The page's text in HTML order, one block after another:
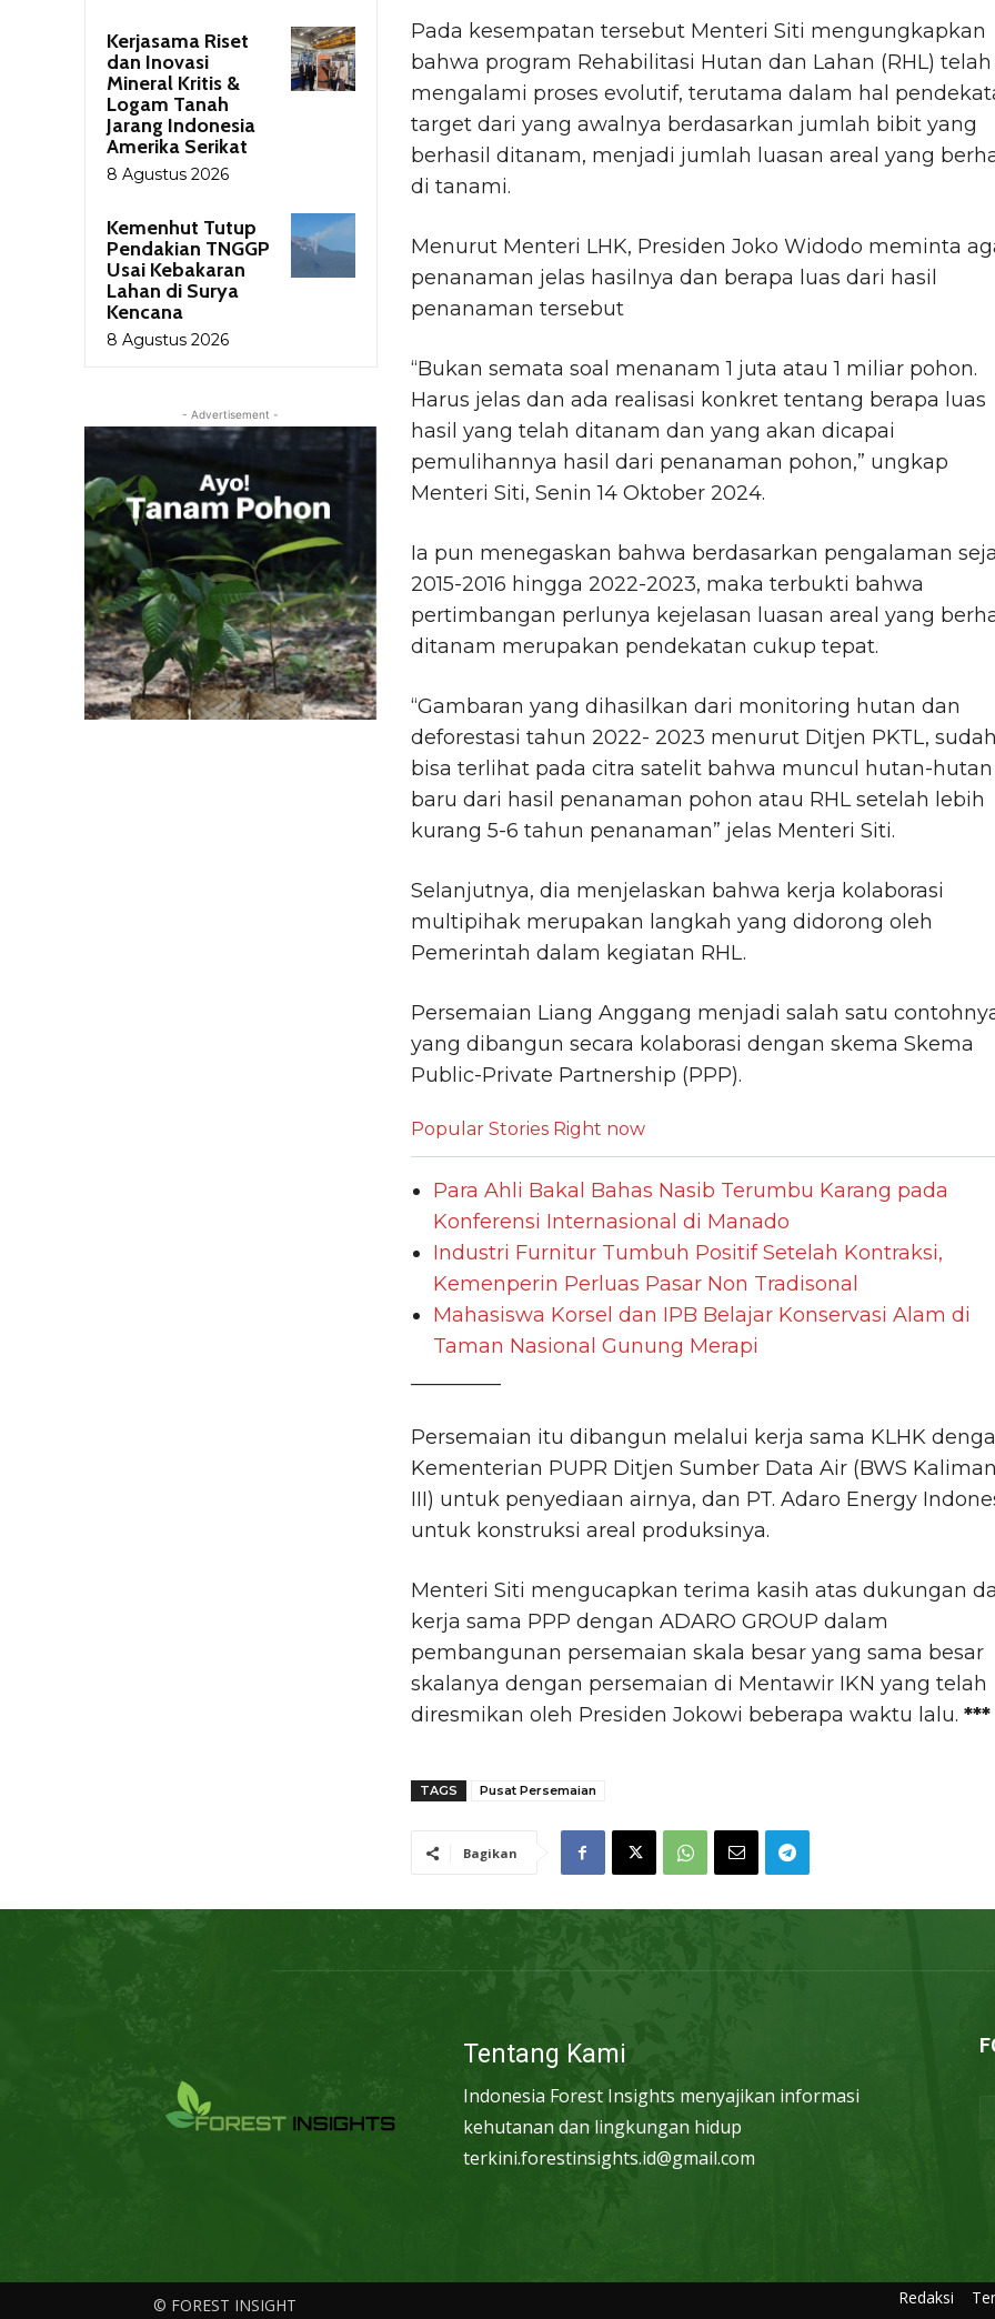
Kerjasama Riset
dan Inovasi
Mineral Kritis &
Logam Tanah
Jarang Indonesia
Amerika Serikat
8 Agustus 2026
Kemenhut Tutup
Pendakian TNGGP
Usai Kebakaran
Lahan di Surya
Kencana
8 Agustus 2026
- Advertisement -
Pada kesempatan tersebut Menteri Siti mengungkapkan
bahwa program Rehabilitasi Hutan dan Lahan (RHL) telah
mengalami proses evolutif, terutama dalam hal
target dari yang awalnya berdasarkan jumlah bibit yang
berhasil ditanam, menjadi jumlah luasan areal yang
di tanami.
Menurut Menteri LHK, Presiden Joko Widodo meminta
penanaman jelas hasilnya dan berapa luas dari hasil
penanaman tersebut
“Bukan semata soal menanam 1 juta atau 1 miliar pohon.
Harus jelas dan ada realisasi konkret tentang berapa luas
hasil yang telah ditanam dan yang akan dicapai
pemulihannya hasil dari penanaman pohon,” ungkap
Menteri Siti, Senin 14 Oktober 2024.
Ia pun menegaskan bahwa berdasarkan pengalaman
2015-2016 hingga 2022-2023, maka terbukti bahwa
pertimbangan perlunya kejelasan luasan areal yang
ditanam merupakan pendekatan cukup tepat.
“Gambaran yang dihasilkan dari monitoring hutan dan
deforestasi tahun 2022- 2023 menurut Ditjen PKTL,
bisa terlihat pada citra satelit bahwa muncul hutan-hutan
baru dari hasil penanaman pohon atau RHL setelah lebih
kurang 5-6 tahun penanaman” jelas Menteri Siti.
Selanjutnya, dia menjelaskan bahwa kerja kolaborasi
multipihak merupakan langkah yang didorong oleh
Pemerintah dalam kegiatan RHL.
Persemaian Liang Anggang menjadi salah satu
yang dibangun secara kolaborasi dengan skema Skema
Public-Private Partnership (PPP).
Popular Stories Right now
Para Ahli Bakal Bahas Nasib Terumbu Karang pada
Konferensi Internasional di Manado
Industri Furnitur Tumbuh Positif Setelah Kontraksi,
Kemenperin Perluas Pasar Non Tradisonal
Mahasiswa Korsel dan IPB Belajar Konservasi Alam di
Taman Nasional Gunung Merapi
Persemaian itu dibangun melalui kerja sama KLHK
Kementerian PUPR Ditjen Sumber Data Air (BWS
III) untuk penyediaan airnya, dan PT. Adaro Energy
untuk konstruksi areal produksinya.
Menteri Siti mengucapkan terima kasih atas dukungan
kerja sama PPP dengan ADARO GROUP dalam
pembangunan persemaian skala besar yang sama besar
skalanya dengan persemaian di Mentawir IKN yang telah
diresmikan oleh Presiden Jokowi beberapa waktu lalu. ***
TAGS Pusat Persemaian
Bagikan
Tentang Kami
Indonesia Forest Insights menyajikan informasi
kehutanan dan lingkungan hidup
terkini.forestinsights.id@gmail.com
© FOREST INSIGHT Redaksi